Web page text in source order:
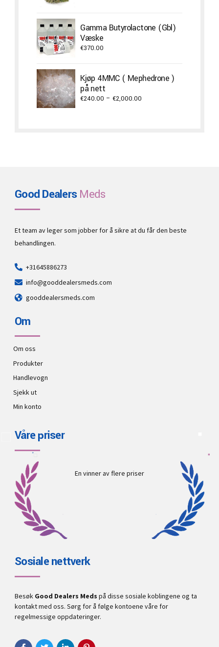
Gamma Butyrolactone (Gbl)
Væske
€370.00
Kjøp 4MMC ( Mephedrone )
på nett
€240.00 – €2,000.00
Good DealersMeds
Et team av leger som jobber for å sikre at du får den beste
behandlingen.
+31645886273
info@gooddealersmeds.com
gooddealersmeds.com
Om
Om oss
Produkter
Handlevogn
Sjekk ut
Min konto
Våre priser
En vinner av flere priser
Sosiale nettverk
Besøk Good Dealers Meds på disse sosiale koblingene og ta
kontakt med oss. Sørg for å følge kontoene våre for
regelmessige oppdateringer.